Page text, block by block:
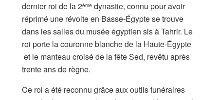
dernier roi de la 2ème dynastie, connu pour avoir
réprimé une révolte en Basse-Égypte se trouve
dans les salles du musée égyptien sis à Tahrir. Le
roi porte la couronne blanche de la Haute-Égypte
et le manteau croisé de la fête Sed, revêtu après
trente ans de règne.
Ce roi a été reconnu grâce aux outils funéraires